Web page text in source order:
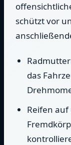
schützt vor
das
Reifen